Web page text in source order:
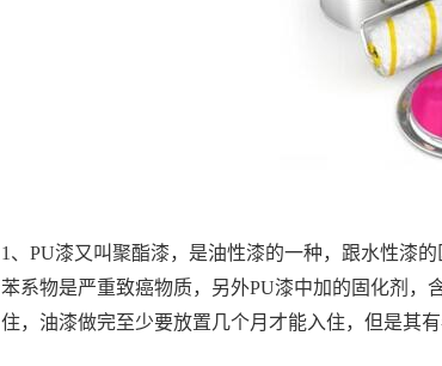
1、PU漆又叫聚酯漆，是油性漆的一种，跟水性漆
苯系物是严重致癌物质，另外PU漆中加的固化剂，
住，油漆做完至少要放置几个月才能入住，但是其